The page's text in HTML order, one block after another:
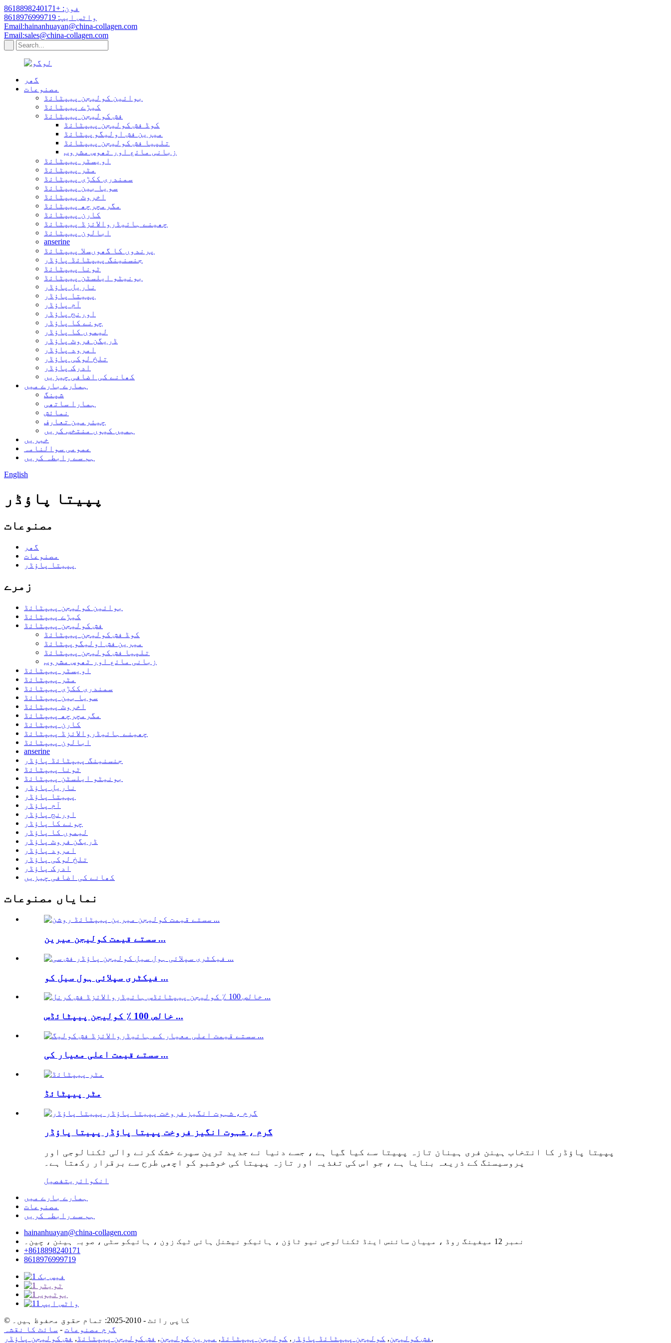
فون: +8618898240171
واٹس ایپ: 8618976999719
Email:hainanhuayan@china-collagen.com
Email:sales@china-collagen.com
گھر
مصنوعات
بوائین کولیجن پیپٹائڈ
کیڑے پیپٹائڈ
فش کولیجن پیپٹائڈ
کوڈ فش کولیجن پیپٹائڈ
میرین فش اولیگوپپٹائڈ
تلپیا فش کولیجن پیپٹائڈ
زبانی مائع اور ٹھوس مشروب
اویسٹر پیپٹائڈ
مٹر پیپٹائڈ
سمندری ککڑی پیپٹائڈ
سویا بین پیپٹائڈ
اخروٹ پیپٹائڈ
مگرمچرچھ پیپٹائڈ
کارن پیپٹائڈ
چھینے ہائیڈروالائزڈ پیپٹائڈ
ابالون پیپٹائڈ
anserine
پرندوں کا گھوںسلا پیپٹائڈ
جنسنینگ پیپٹائڈ پاؤڈر
ٹونا پیپٹائڈ
بونیٹو ایلسٹن پیپٹائڈ
ناریل پاؤڈر
پپیتا پاؤڈر
آم پاؤڈر
اورنج پاؤڈر
چونے کا پاؤڈر
لیموں کا پاؤڈر
ڈریگن فروٹ پاؤڈر
امرود پاؤڈر
تلخ لوکی پاؤڈر
ادرک پاؤڈر
کھانے کی اضافی چیزیں
ہمارے بارے میں
شپنگ
ہمارا ساتھی
نمائش
چیئرمین تعارف
ہمیں کیوں منتخب کریں
خبریں
عمومی سوالنامہ
ہم سے رابطہ کریں
English
پپیتا پاؤڈر
مصنوعات
گھر
مصنوعات
پپیتا پاؤڈر
زمرے
بوائین کولیجن پیپٹائڈ
کیڑے پیپٹائڈ
فش کولیجن پیپٹائڈ
کوڈ فش کولیجن پیپٹائڈ
میرین فش اولیگوپپٹائڈ
تلپیا فش کولیجن پیپٹائڈ
زبانی مائع اور ٹھوس مشروب
اویسٹر پیپٹائڈ
مٹر پیپٹائڈ
سمندری ککڑی پیپٹائڈ
سویا بین پیپٹائڈ
اخروٹ پیپٹائڈ
مگرمچرچھ پیپٹائڈ
کارن پیپٹائڈ
چھینے ہائیڈروالائزڈ پیپٹائڈ
ابالون پیپٹائڈ
anserine
جنسنینگ پیپٹائڈ پاؤڈر
ٹونا پیپٹائڈ
بونیٹو ایلسٹن پیپٹائڈ
ناریل پاؤڈر
پپیتا پاؤڈر
آم پاؤڈر
اورنج پاؤڈر
چونے کا پاؤڈر
لیموں کا پاؤڈر
ڈریگن فروٹ پاؤڈر
امرود پاؤڈر
تلخ لوکی پاؤڈر
ادرک پاؤڈر
کھانے کی اضافی چیزیں
نمایاں مصنوعات
سستے قیمت کولیجن میرین ...
فیکٹری سپلائی ہول سیل کو ...
خالص 100 ٪ کولیجن پیپٹائڈس ...
سستے قیمت اعلی معیار کی ...
مٹر پیپٹائڈ
گرم ، شہوت انگیز فروخت پپیتا پاؤڈر پپیتا پاؤڈر
پپیتا پاؤڈر کا انتخاب ہینن فری ہینان تازہ پپیتا سے کیا گیا ہے ، جسے دنیا نے جدید ترین سپرے خشک کرنے والی ٹکنالوجی اور
پروسیسنگ کے ذریعہ بنایا ہے ، جو اس کی تغذیہ اور تازہ پپیتا کی خوشبو کو اچھی طرح سے برقرار رکھتا ہے۔
انکوائری تفصیل
ہمارے بارے میں
مصنوعات
ہم سے رابطہ کریں
hainanhuayan@china-collagen.com
نمبر 12 میفینگ روڈ ، مییان سائنس اینڈ ٹکنالوجی نیو ٹاؤن ، ہائیکو نیشنل ہائی ٹیک زون ، ہائیکو سٹی ، صوبہ ہینن ، چین۔
+8618898240171
8618976999719
© کاپی رائٹ - 2010-2025: تمام حقوق محفوظ ہیں۔
گرم مصنوعات - سائٹ کا نقشہ
فش کولیجن, کولیجن پیپٹائڈ پاؤڈر , کولیجن پیپٹائڈ , میرین کولیجن, فش کولیجن پیپٹائڈ , فش کولیجن پاؤڈر
,